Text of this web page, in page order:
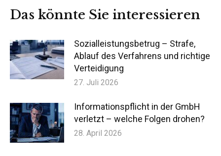
Das könnte Sie interessieren
Sozialleistungsbetrug – Strafe,
Ablauf des Verfahrens und richtige
Verteidigung
27. Juli 2026
Informationspflicht in der GmbH
verletzt – welche Folgen drohen?
28. April 2026